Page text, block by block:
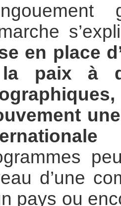
en place
paix à
d’une
pays ou